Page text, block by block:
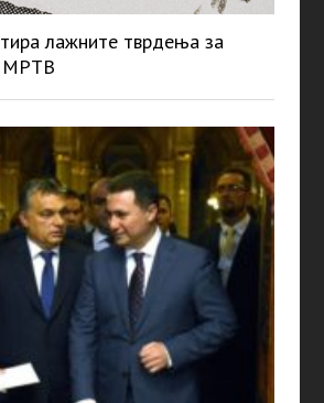
лажните тврдења за
МРТВ